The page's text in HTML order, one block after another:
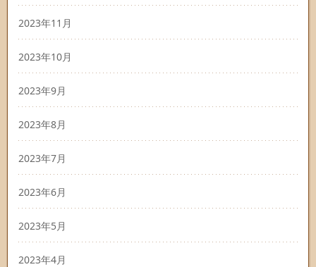
2023年11月
2023年10月
2023年9月
2023年8月
2023年7月
2023年6月
2023年5月
2023年4月